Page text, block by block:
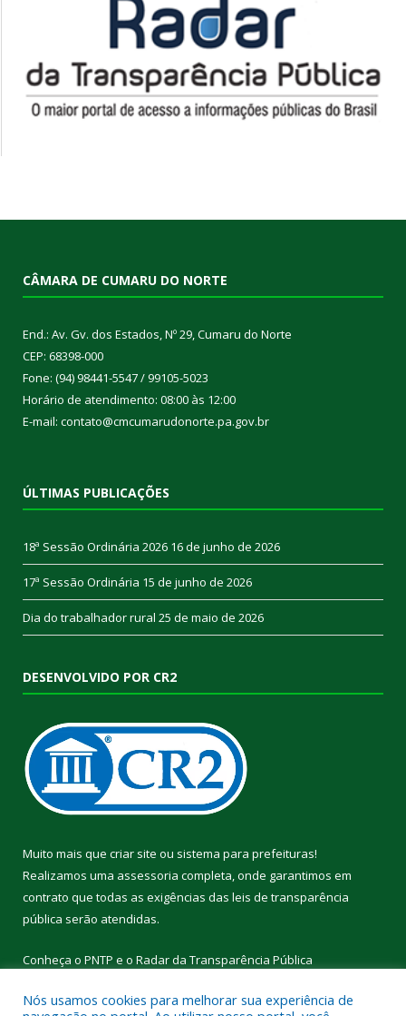
CÂMARA DE CUMARU DO NORTE
End.: Av. Gv. dos Estados, Nº 29, Cumaru do Norte
CEP: 68398-000
Fone: (94) 98441-5547 / 99105-5023
Horário de atendimento: 08:00 às 12:00
E-mail: contato@cmcumarudonorte.pa.gov.br
ÚLTIMAS PUBLICAÇÕES
18ª Sessão Ordinária 2026 16 de junho de 2026
17ª Sessão Ordinária 15 de junho de 2026
Dia do trabalhador rural 25 de maio de 2026
DESENVOLVIDO POR CR2
Muito mais que criar site ou sistema para prefeituras!
Realizamos uma assessoria completa, onde garantimos em
contrato que todas as exigências das leis de transparência
pública serão atendidas.
Conheça o PNTP e o Radar da Transparência Pública
Nós usamos cookies para melhorar sua experiência de